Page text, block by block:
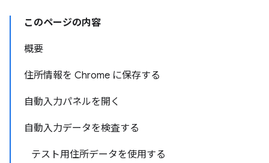
このページの内容
概要
住所情報を Chrome に保存する
自動入力パネルを開く
自動入力データを検査する
テスト用住所データを使用する